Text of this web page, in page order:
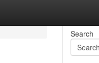
Search